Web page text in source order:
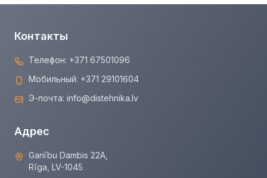
Контакты
Телефон: +371 67501096
Мобильный: +371 29101604
Э-почта: info@distehnika.lv
Адрес
Ganību Dambis 22A,
Rīga, LV-1045